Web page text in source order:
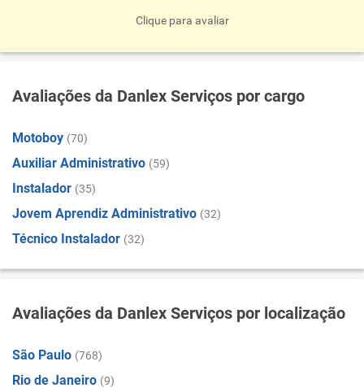
Clique para avaliar
Avaliações da Danlex Serviços por cargo
Motoboy (70)
Auxiliar Administrativo (59)
Instalador (35)
Jovem Aprendiz Administrativo (32)
Técnico Instalador (32)
Avaliações da Danlex Serviços por localização
São Paulo (768)
Rio de Janeiro (9)